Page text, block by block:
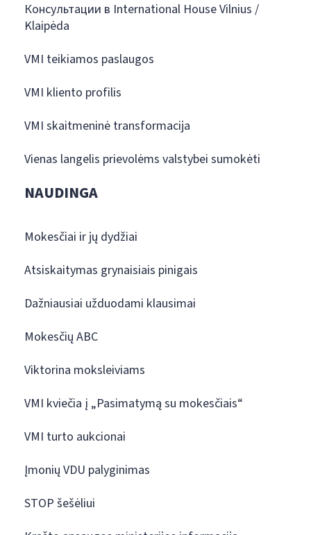
Консультации в International House Vilnius /
Klaipėda
VMI teikiamos paslaugos
VMI kliento profilis
VMI skaitmeninė transformacija
Vienas langelis prievolėms valstybei sumokėti
NAUDINGA
Mokesčiai ir jų dydžiai
Atsiskaitymas grynaisiais pinigais
Dažniausiai užduodami klausimai
Mokesčių ABC
Viktorina moksleiviams
VMI kviečia į „Pasimatymą su mokesčiais“
VMI turto aukcionai
Įmonių VDU palyginimas
STOP šešėliui